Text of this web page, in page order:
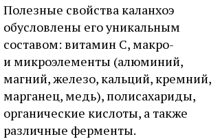
Полезные свойства каланхоэ
обусловлены его уникальным
составом: витамин С, макро-
и микроэлементы (алюминий,
магний, железо, кальций, кремний,
марганец, медь), полисахариды,
органические кислоты, а также
различные ферменты.